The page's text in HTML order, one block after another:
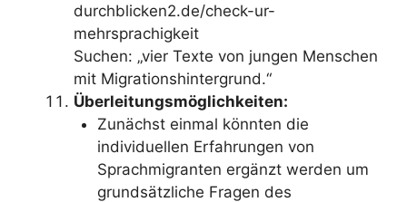
durchblicken2.de/check-ur-
mehrsprachigkeit
Suchen: „vier Texte von jungen Menschen
mit Migrationshintergrund.“
Überleitungsmöglichkeiten:
Zunächst einmal könnten die
individuellen Erfahrungen von
Sprachmigranten ergänzt werden um
grundsätzliche Fragen des